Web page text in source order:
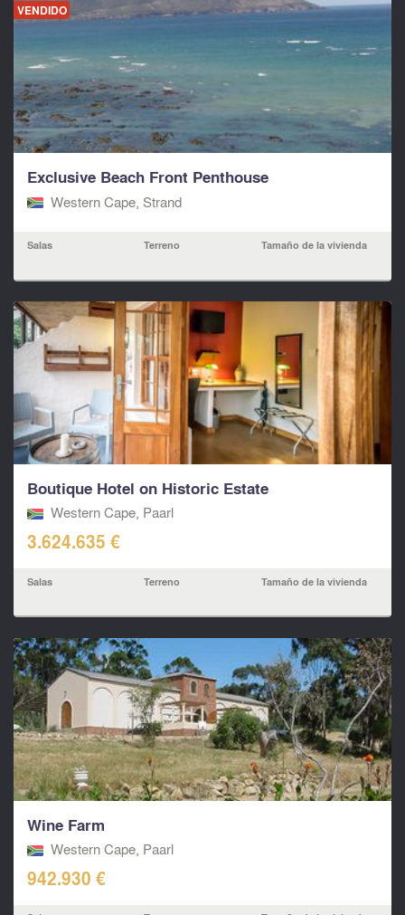
VENDIDO
Exclusive Beach Front Penthouse
Western Cape, Strand
Salas Terreno Tamaño de la vivienda
Boutique Hotel on Historic Estate
Western Cape, Paarl
3.624.635 €
Salas Terreno Tamaño de la vivienda
Wine Farm
Western Cape, Paarl
942.930 €